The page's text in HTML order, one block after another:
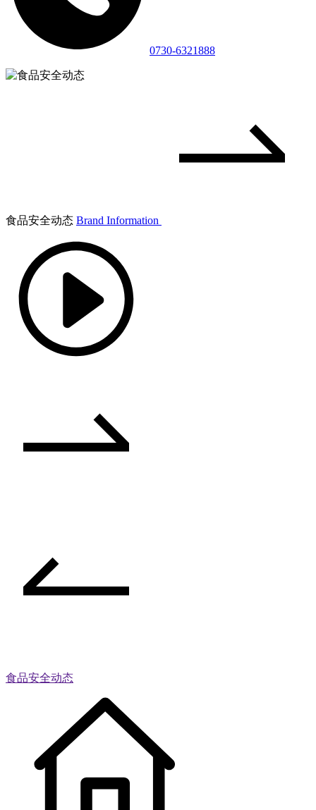
0730-6321888
食品安全动态 Brand Information
食品安全动态